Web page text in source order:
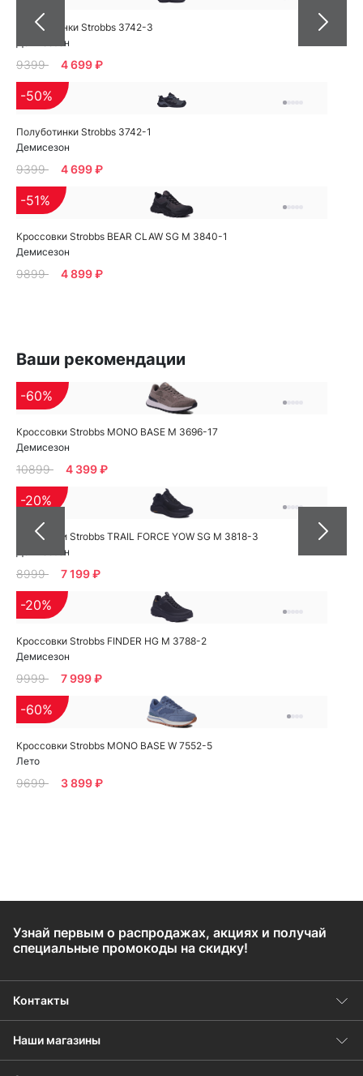
Полуботинки Strobbs 3742-3
Демисезон
9399 4 699 ₽
Полуботинки Strobbs 3742-1
Демисезон
-50%
9399 4 699 ₽
Кроссовки Strobbs BEAR CLAW SG M 3840-1
Демисезон
-51%
9899 4 899 ₽
Ваши рекомендации
Кроссовки Strobbs MONO BASE M 3696-17
Демисезон
-60%
10899 4 399 ₽
Кроссовки Strobbs TRAIL FORCE YOW SG M 3818-3
Демисезон
-20%
8999 7 199 ₽
Кроссовки Strobbs FINDER HG M 3788-2
Демисезон
-20%
9999 7 999 ₽
Кроссовки Strobbs MONO BASE W 7552-5
Лето
-60%
9699 3 899 ₽
Узнай первым о распродажах, акциях и получай
специальные промокоды на скидку!
Контакты
Наши магазины